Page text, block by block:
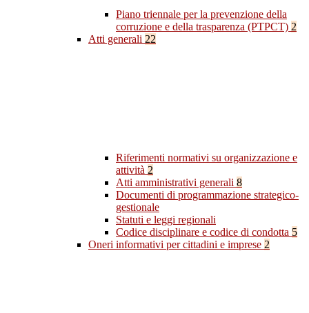
Piano triennale per la prevenzione della
corruzione e della trasparenza (PTPCT) 2
Atti generali 22
Riferimenti normativi su organizzazione e
attività 2
Atti amministrativi generali 8
Documenti di programmazione strategico-
gestionale
Statuti e leggi regionali
Codice disciplinare e codice di condotta 5
Oneri informativi per cittadini e imprese 2